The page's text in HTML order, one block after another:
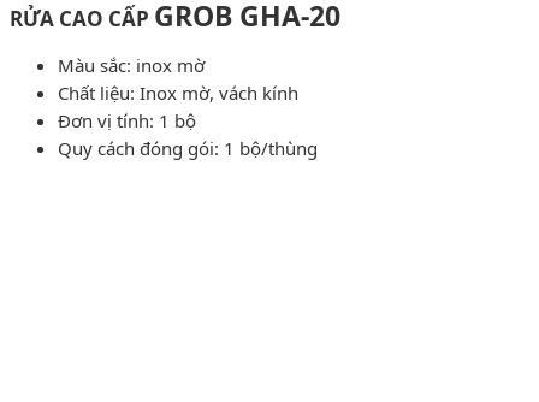
RỬA CAO CẤP GROB GHA-20
Màu sắc: inox mờ
Chất liệu: Inox mờ, vách kính
Đơn vị tính: 1 bộ
Quy cách đóng gói: 1 bộ/thùng